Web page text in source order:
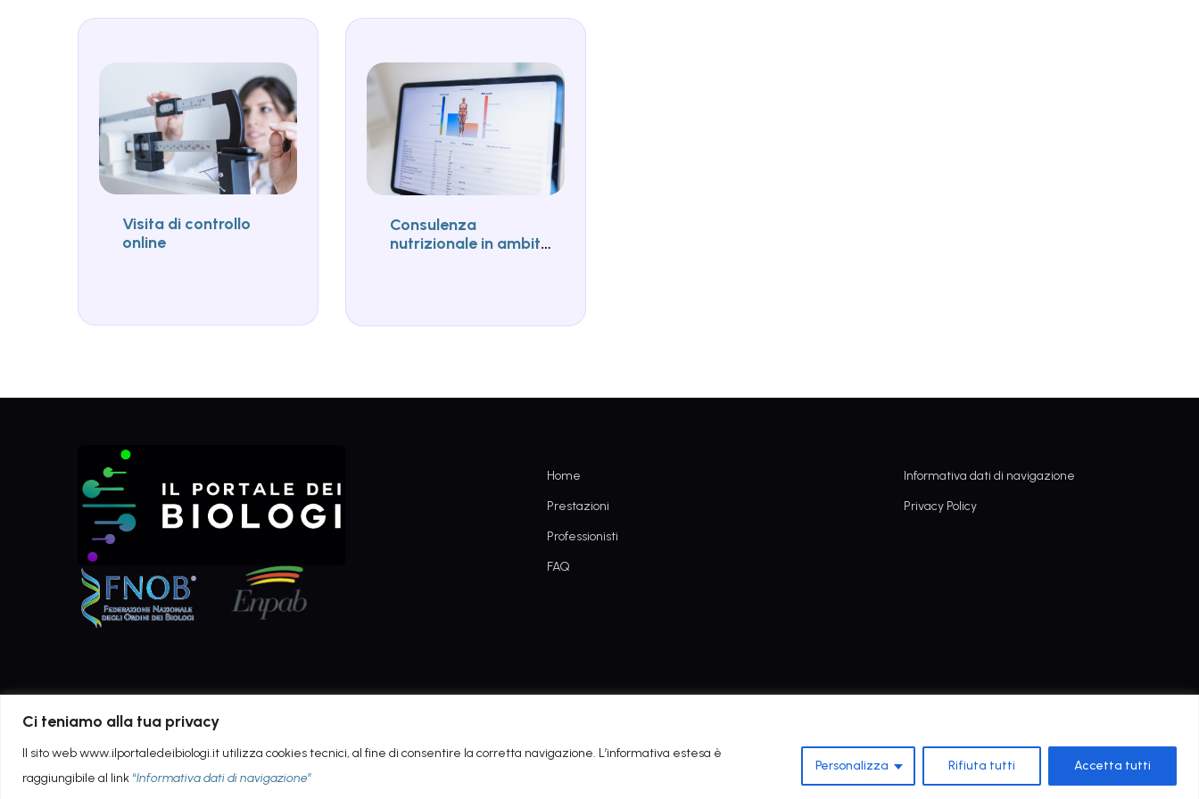
Ci teniamo alla tua privacy
Il sito web www.ilportaledeibiologi.it utilizza cookies tecnici, al fine di consentire la corretta navigazione. L’informativa estesa è
raggiungibile al link “Informativa dati di navigazione”
Personalizza Rifiuta tutti Accetta tutti
Visita di controllo
online
Consulenza
nutrizionale in ambito
Home
Prestazioni
Professionisti
FAQ
Informativa dati di navigazione
Privacy Policy
Copyright © 2022 - POWERED BY AGEING TECH